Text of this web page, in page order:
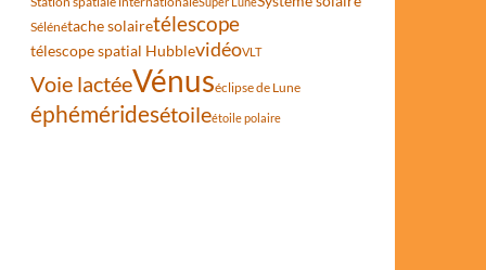
Sélénétache solairetélescope
télescope spatial HubblevidéoVLT
Voie lactéeVénuséclipse de Lune
éphéméridesétoileétoile polaire